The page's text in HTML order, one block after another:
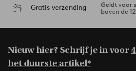
Gratis verzending
Geldt voor
boven de
Nieuw hier? Schrijf je in voor
het duurste artikel*